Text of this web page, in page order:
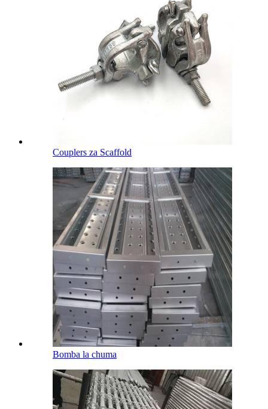
Couplers za Scaffold
Bomba la chuma